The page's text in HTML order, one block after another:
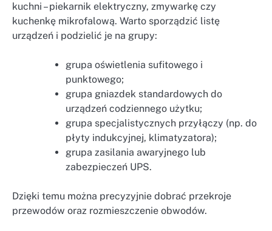
kuchni – piekarnik elektryczny, zmywarkę czy
kuchenkę mikrofalową. Warto sporządzić listę
urządzeń i podzielić je na grupy:
grupa oświetlenia sufitowego i
punktowego;
grupa gniazdek standardowych do
urządzeń codziennego użytku;
grupa specjalistycznych przyłączy (np. do
płyty indukcyjnej, klimatyzatora);
grupa zasilania awaryjnego lub
zabezpieczeń UPS.
Dzięki temu można precyzyjnie dobrać przekroje
przewodów oraz rozmieszczenie obwodów.